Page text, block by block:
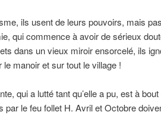
ils usent de leurs pouvoirs, mais
qui commence à avoir de sérieux
dans un vieux miroir ensorcelé, ils
manoir et sur tout le village !
qui a lutté tant qu’elle a pu, est à
par le feu follet H. Avril et Octobre